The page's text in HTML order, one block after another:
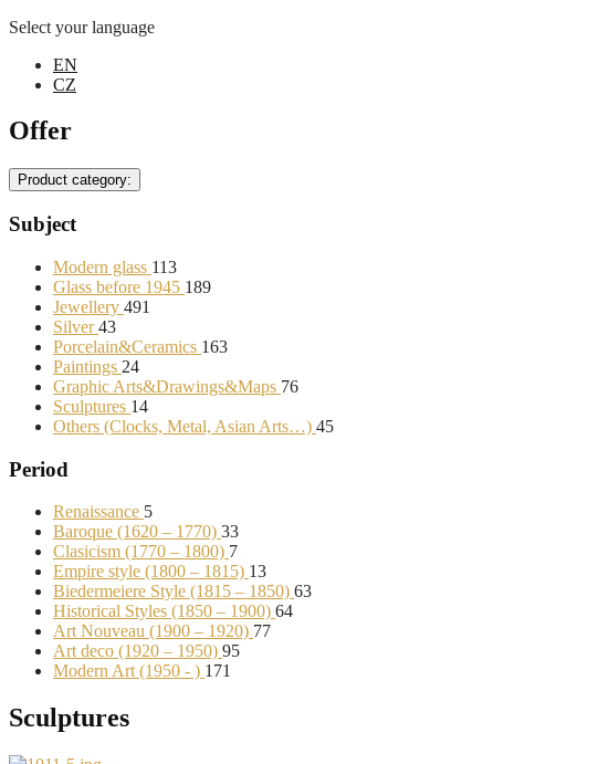
Select your language
EN
CZ
Offer
Product category:
Subject
Modern glass 113
Glass before 1945 189
Jewellery 491
Silver43
Porcelain&Ceramics 163
Paintings 24
Graphic Arts&Drawings&Maps 76
Sculptures 14
Others (Clocks, Metal, Asian Arts…) 45
Period
Renaissance 5
Baroque (1620 – 1770) 33
Clasicism (1770 – 1800) 7
Empire style (1800 – 1815) 13
Biedermeiere Style (1815 – 1850) 63
Historical Styles (1850 – 1900) 64
Art Nouveau (1900 – 1920) 77
Art deco (1920 – 1950) 95
Modern Art (1950 - ) 171
Sculptures